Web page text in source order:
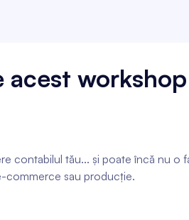
acest workshop
contabilul tău... și poate încă nu o
commerce sau producție.